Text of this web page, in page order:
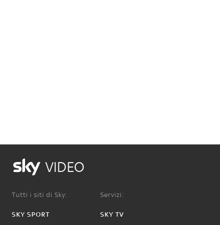
VIDEO
Tutti i siti di Sky:
SKY SPORT
Servizi:
SKY TV